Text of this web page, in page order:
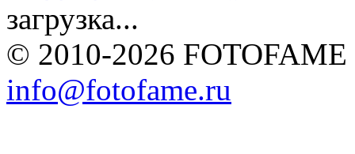
загрузка...
© 2010-2026 FOTOFAME
info@fotofame.ru